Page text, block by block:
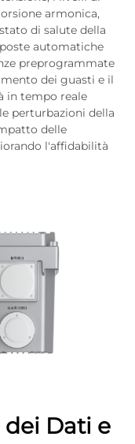
armonica,
di salute della
automatiche
preprogrammate
dei guasti e il
in tempo reale
perturbazioni della
delle
l'affidabilità
Dati e